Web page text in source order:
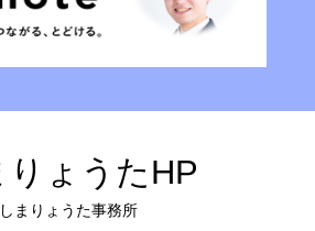
りょうたHP
しまりょうた事務所